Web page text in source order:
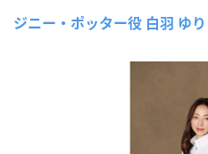
ジニー・ポッター役 白羽 ゆり